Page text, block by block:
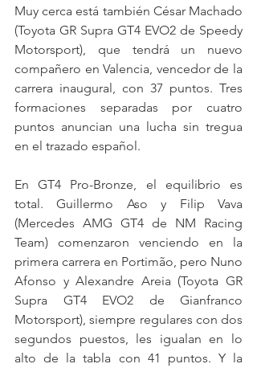
Muy cerca está también César Machado
(Toyota GR Supra GT4 EVO2 de Speedy
Motorsport), que tendrá un nuevo
compañero en Valencia, vencedor de la
carrera inaugural, con 37 puntos. Tres
formaciones separadas por cuatro
puntos anuncian una lucha sin tregua
en el trazado español.
En GT4 Pro-Bronze, el equilibrio es
total. Guillermo Aso y Filip Vava
(Mercedes AMG GT4 de NM Racing
Team) comenzaron venciendo en la
primera carrera en Portimão, pero Nuno
Afonso y Alexandre Areia (Toyota GR
Supra GT4 EVO2 de Gianfranco
Motorsport), siempre regulares con dos
segundos puestos, les igualan en lo
alto de la tabla con 41 puntos. Y la